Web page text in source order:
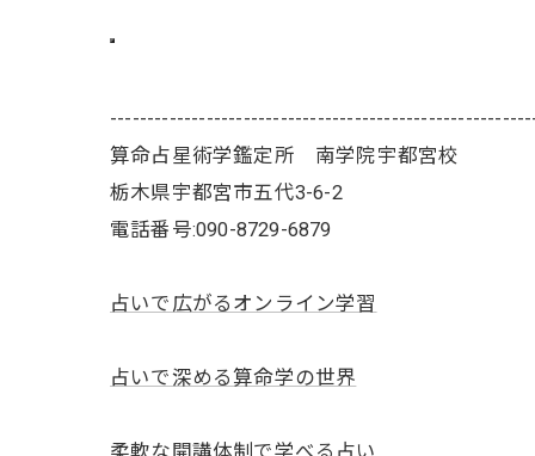
算命占星術学鑑定所 南学院宇都宮校
栃木県宇都宮市五代3-6-2
電話番号:090-8729-6879
占いで広がるオンライン学習
占いで深める算命学の世界
柔軟な開講体制で学べる占い